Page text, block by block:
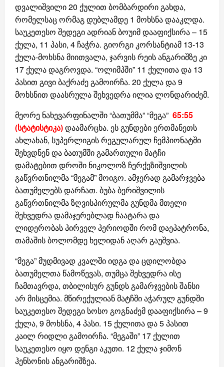
დვალიშვილი 20 ქულით ბომბარდირი გახდა,
რომელსაც ორმაგ დუბლამდე 1 მოხსნა დააკლდა.
საუკეთესო შედეგი ადრიან ბოუიმ დააფიქსირა – 15
ქულა, 11 პასი, 4 ჩაჭრა. გიორგი კორსანტიამ 13-13
ქულა-მოხსნა მიითვალა, ჯარვის რეის ანგარიშზე კი
17 ქულა დაგროვდა. “ოლიმპში” 11 ქულითა და 13
პასით გივი ბაქრაძე გამოირჩა. 20 ქულა და 9
მოხსნით დაასრულა შეხვედრა ილია ლონდარიძემ.
მეორე ნახევარფინალში “ბათუმმა” “მეგა” 65:55
(სტატისტიკა)დაამარცხა. ეს გუნდები ერთმანეთს
ახლახან, სუპერლიგის რეგულარულ ჩემპიონატში
შეხვდნენ და ბათუმში გამართული მატჩი
დამატებით დროში ნიკოლოზ ჩერქეზიშვილის
გაწვრთნილმა “მეგამ” მოიგო. ამჯერად გამარჯვება
ბათუმელებს დარჩათ. ბუბა ბერიშვილის
გაწვრთნილმა ზღვისპირულმა გუნდმა მთელი
შეხვედრა დამაჯერებლად ჩაატარა და
ლიდერობას პირველ პერიოდში რომ დაეპატრონა,
თამაშის ბოლომდე ხელიდან აღარ გაუშვია.
“მეგა” მუდმივად კვალში იდგა და ცდილობდა
ბათუმელთა წამოწევას, თუმცა შეხვედრა ისე
ჩამთავრდა, თბილისურ გუნდს გამარჯვების შანსი
არ მისცემია. მწირექულიან მატჩში აჭარულ გუნდში
საუკეთესო შედეგი სოსო გოგნაძემ დააფიქსირა – 9
ქულა, 9 მოხსნა, 4 პასი. 15 ქულითა და 5 პასით
კაილ რიდლი გამოირჩა. “მეგაში” 17 ქულით
საუკეთესო იყო დენგი აკუთი. 12 ქულა ჯიმონ
ჰენსონის ანგარიშზეა.